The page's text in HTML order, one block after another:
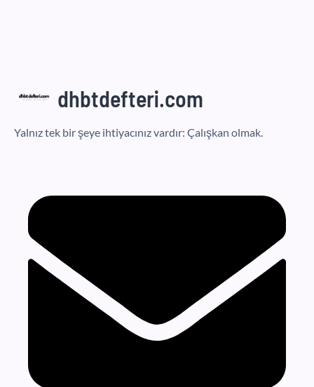
dhbtdefteri.com
Yalnız tek bir şeye ihtiyacınız vardır: Çalışkan olmak.